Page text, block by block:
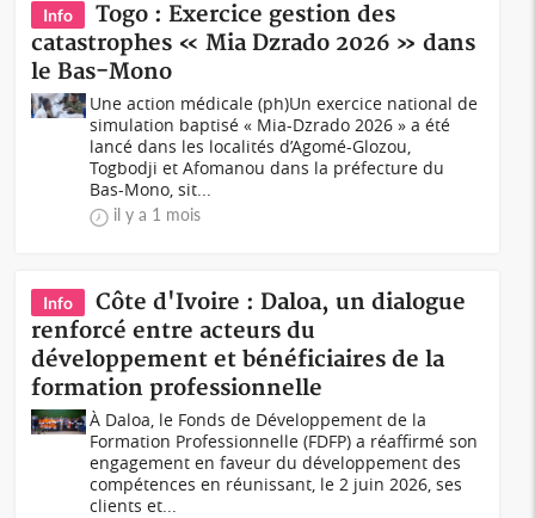
Info
Togo : Exercice gestion des
catastrophes « Mia Dzrado 2026 » dans
le Bas-Mono
Une action médicale (ph)Un exercice national de
simulation baptisé « Mia-Dzrado 2026 » a été
lancé dans les localités d’Agomé-Glozou,
Togbodji et Afomanou dans la préfecture du
Bas-Mono, sit...
il y a 1 mois
Info
Côte d'Ivoire : Daloa, un dialogue
renforcé entre acteurs du
développement et bénéficiaires de la
formation professionnelle
À Daloa, le Fonds de Développement de la
Formation Professionnelle (FDFP) a réaffirmé son
engagement en faveur du développement des
compétences en réunissant, le 2 juin 2026, ses
clients et...